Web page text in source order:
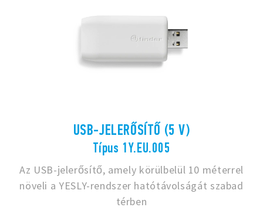
USB-JELERŐSÍTŐ (5 V)
Típus 1Y.EU.005
Az USB-jelerősítő, amely körülbelül 10 méterrel
növeli a YESLY-rendszer hatótávolságát szabad
térben